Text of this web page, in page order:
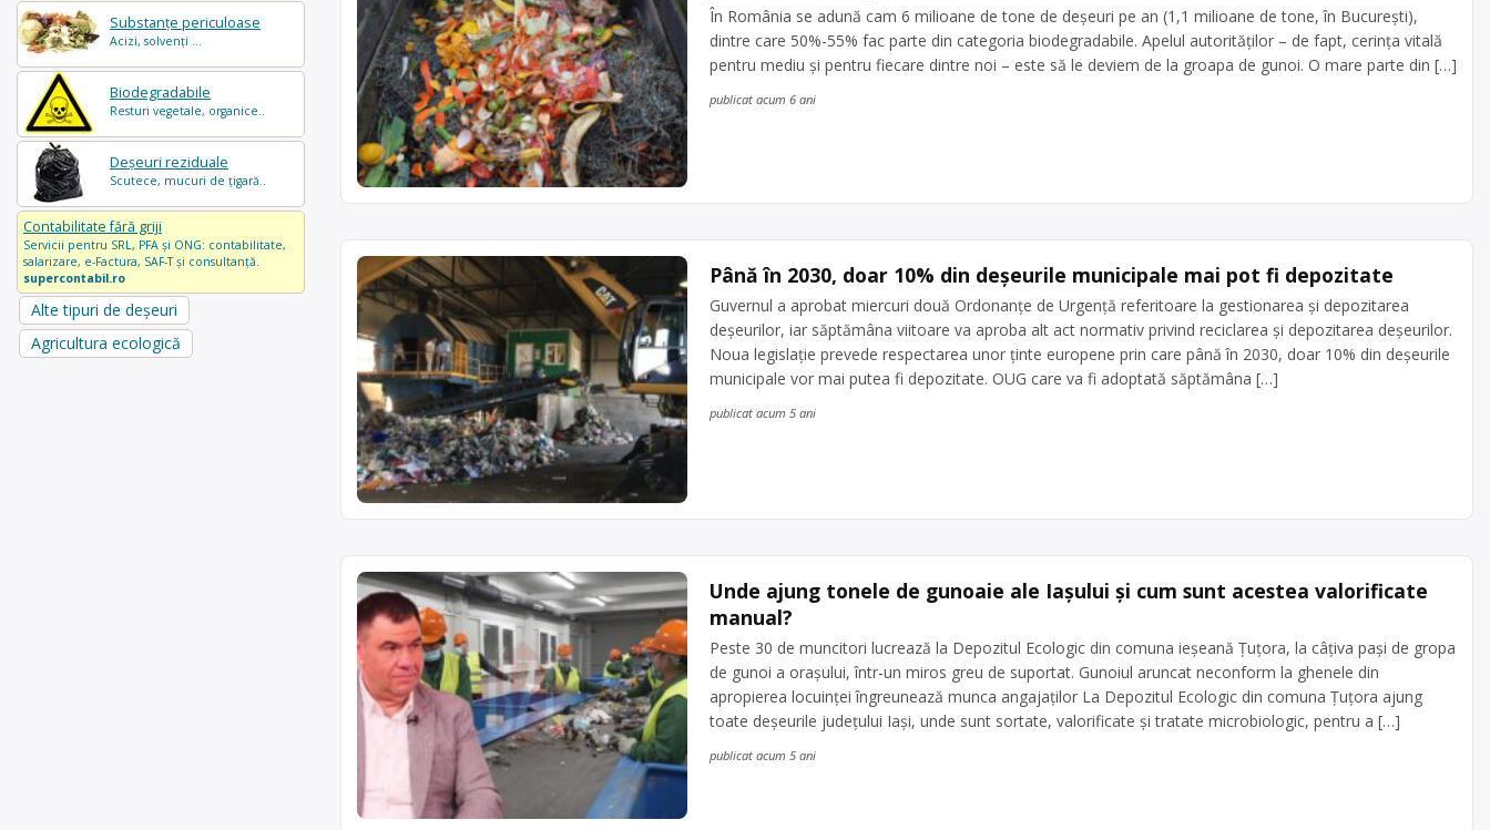
Substanțe periculoase
Acizi, solvenți ...
Biodegradabile
Resturi vegetale, organice..
Deșeuri reziduale
Scutece, mucuri de țigară..
Contabilitate fără griji
Servicii pentru SRL, PFA și ONG: contabilitate,
salarizare, e-Factura, SAF-T și consultanță.
supercontabil.ro
Alte tipuri de deșeuri
Agricultura ecologică
În România se adună cam 6 milioane de tone de deșeuri pe an (1,1 milioane de tone, în Bucureşti),
dintre care 50%-55% fac parte din categoria biodegradabile. Apelul autorităților – de fapt, cerința vitală
pentru mediu și pentru fiecare dintre noi – este să le deviem de la groapa de gunoi. O mare parte din […]
publicat acum 6 ani
Până în 2030, doar 10% din deșeurile municipale mai pot fi depozitate
Guvernul a aprobat miercuri două Ordonanţe de Urgenţă referitoare la gestionarea şi depozitarea
deşeurilor, iar săptămâna viitoare va aproba alt act normativ privind reciclarea și depozitarea deșeurilor.
Noua legislație prevede respectarea unor ținte europene prin care până în 2030, doar 10% din deșeurile
municipale vor mai putea fi depozitate. OUG care va fi adoptată săptămâna […]
publicat acum 5 ani
Unde ajung tonele de gunoaie ale Iașului și cum sunt acestea valorificate
manual?
Peste 30 de muncitori lucrează la Depozitul Ecologic din comuna ieșeană Țuțora, la câțiva pași de gropa
de gunoi a orașului, într-un miros greu de suportat. Gunoiul aruncat neconform la ghenele din
apropierea locuinței îngreunează munca angajaților La Depozitul Ecologic din comuna Țuțora ajung
toate deșeurile județului Iași, unde sunt sortate, valorificate și tratate microbiologic, pentru a […]
publicat acum 5 ani